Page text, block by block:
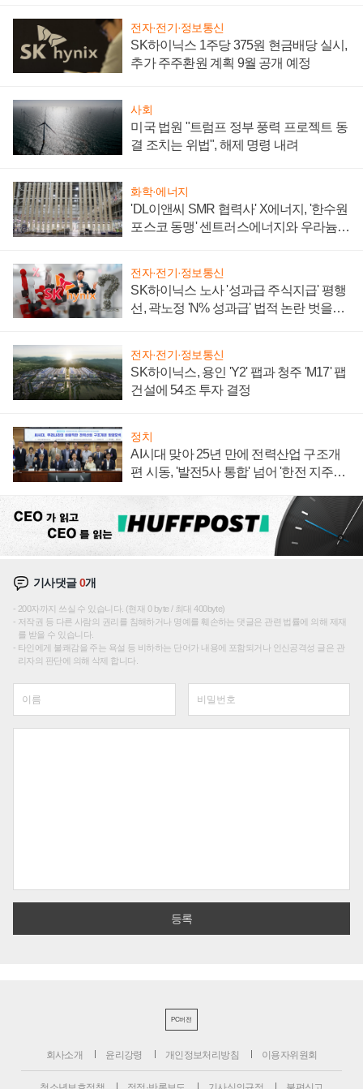
전자·전기·정보통신
SK하이닉스 1주당 375원 현금배당 실시,
추가 주주환원 계획 9월 공개 예정
사회
미국 법원 "트럼프 정부 풍력 프로젝트 동
결 조치는 위법", 해제 명령 내려
화학·에너지
'DL이앤씨 SMR 협력사' X에너지, '한수원
포스코 동맹' 센트러스에너지와 우라늄
전자·전기·정보통신
SK하이닉스 노사 '성과급 주식지급' 평행
선, 곽노정 'N% 성과급' 법적 논란 벗을지
전자·전기·정보통신
SK하이닉스, 용인 'Y2' 팹과 청주 'M17' 팹
건설에 54조 투자 결정
정치
AI시대 맞아 25년 만에 전력산업 구조개
편 시동, '발전5사 통합' 넘어 '한전 지주사'
기사댓글0개
200자까지 쓰실 수 있습니다. (현재 0 byte / 최대 400byte)
저작권 등 다른 사람의 권리를 침해하거나 명예를 훼손하는 댓글은 관련 법률에 의해 제재
를 받을 수 있습니다.
타인에게 불쾌감을 주는 욕설 등 비하하는 단어가 내용에 포함되거나 인신공격성 글은 관
리자의 판단에 의해 삭제 합니다.
PC버전
회사소개 윤리강령 개인정보처리방침 이용자위원회